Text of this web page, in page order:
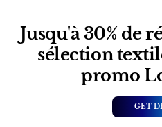
Jusqu'à 30% de
sélection
promo
GET